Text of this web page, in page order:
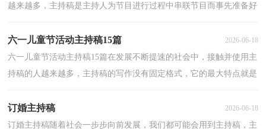
越来越多，主持稿是主持人为节目进行过程中串联节目而事先准备好
六一儿童节活动主持稿15篇 2026-06-18
六一儿童节活动主持稿15篇在发展不断提速的社会中，接触并使用主
持稿的人越来越多，主持稿的写作没有固定格式，它的最大特点就是
订婚主持稿 2026-06-18
订婚主持稿随着社会一步步向前发展，我们都可能会用到主持稿，主